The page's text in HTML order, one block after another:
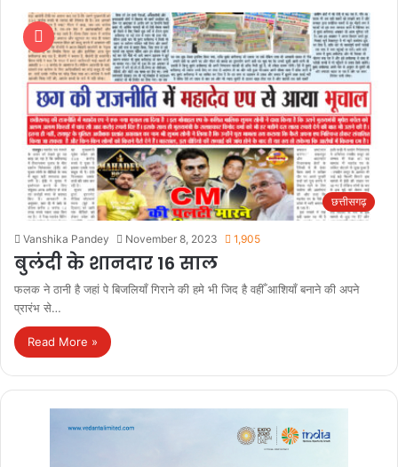
छत्तीसगढ़
Vanshika Pandey November 8, 2023 1,905
बुलंदी के शानदार 16 साल
फलक ने ठानी है जहां पे बिजलियाँ गिराने की हमे भी जिद है वहीँ आशियाँ बनाने की अपने
प्रारंभ से…
Read More »